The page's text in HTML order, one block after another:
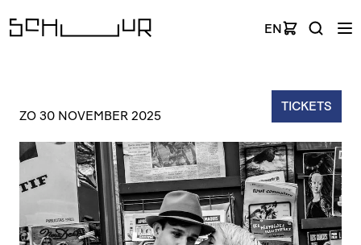
EN
TICKETS
ZO 30 NOVEMBER 2025